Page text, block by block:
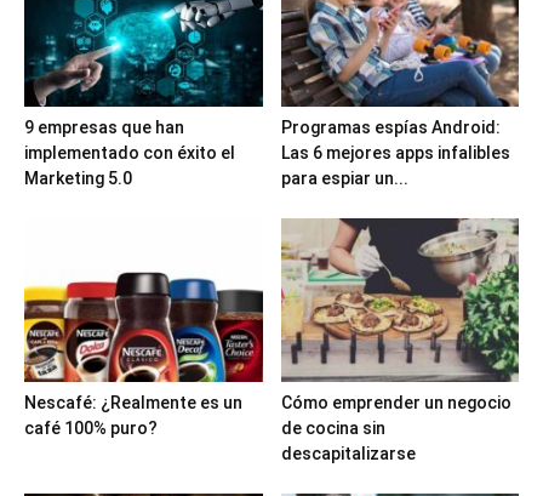
9 empresas que han
implementado con éxito el
Marketing 5.0
Programas espías Android:
Las 6 mejores apps infalibles
para espiar un...
Nescafé: ¿Realmente es un
café 100% puro?
Cómo emprender un negocio
de cocina sin
descapitalizarse